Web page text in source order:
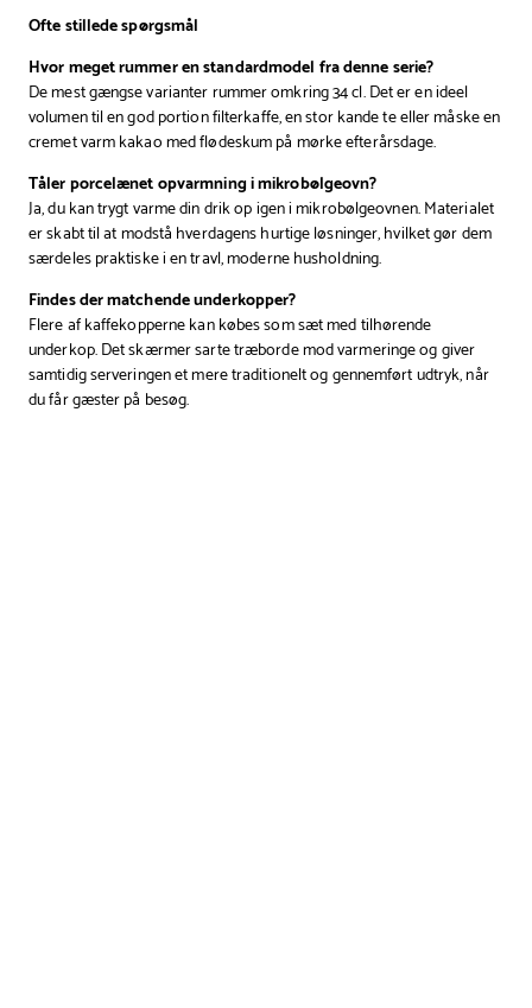
Ofte stillede spørgsmål
Hvor meget rummer en standardmodel fra denne serie?
De mest gængse varianter rummer omkring 34 cl. Det er en ideel
volumen til en god portion filterkaffe, en stor kande te eller måske en
cremet varm kakao med flødeskum på mørke efterårsdage.
Tåler porcelænet opvarmning i mikrobølgeovn?
Ja, du kan trygt varme din drik op igen i mikrobølgeovnen. Materialet
er skabt til at modstå hverdagens hurtige løsninger, hvilket gør dem
særdeles praktiske i en travl, moderne husholdning.
Findes der matchende underkopper?
Flere af kaffekopperne kan købes som sæt med tilhørende
underkop. Det skærmer sarte træborde mod varmeringe og giver
samtidig serveringen et mere traditionelt og gennemført udtryk, når
du får gæster på besøg.